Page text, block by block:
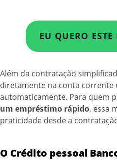
EU QUERO
Além da contratação
diretamente na conta corrente
automaticamente. Para quem
um empréstimo rápido, essa
praticidade desde a
O Crédito pessoal